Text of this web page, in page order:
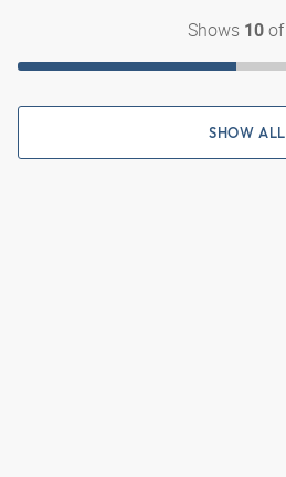
Shows 10of
SHOW ALL